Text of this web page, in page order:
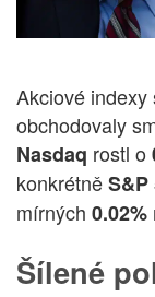
Akciové
obchodovaly
Nasdaq rostl o
konkrétněS&P
mírných 0.02%
Šílené